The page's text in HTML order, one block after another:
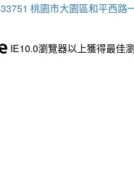
33751 桃園市大園區和平西路
IE10.0瀏覽器以上獲得最佳